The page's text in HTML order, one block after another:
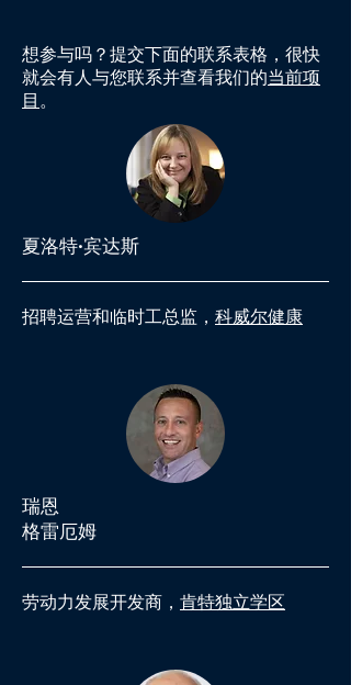
想参与吗？提交下面的联系表格，很快
就会有人与您联系并查看我们的当前项
目 。
夏洛特·宾达斯
招聘运营和临时工总监， 科威尔健康
瑞恩
格雷厄姆
劳动力发展开发商， 肯特独立学区